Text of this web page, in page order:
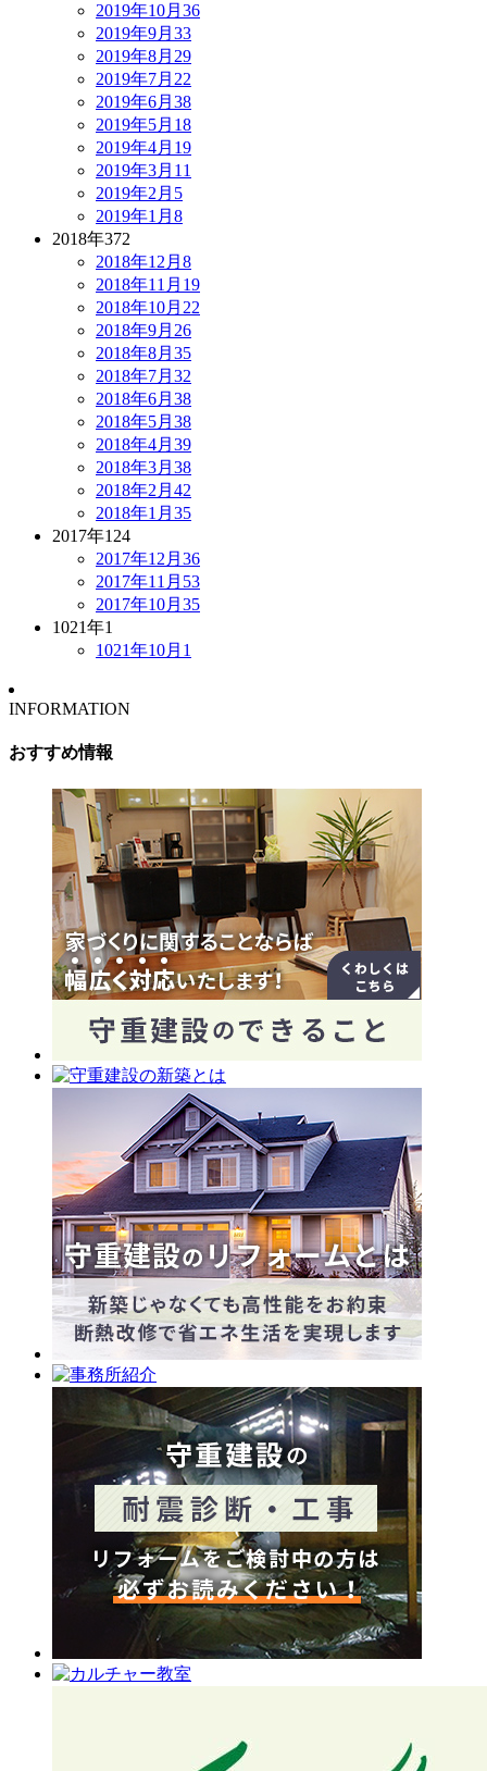
2019年10月 36
2019年9月 33
2019年8月 29
2019年7月 22
2019年6月 38
2019年5月 18
2019年4月 19
2019年3月 11
2019年2月 5
2019年1月 8
2018年372
2018年12月 8
2018年11月 19
2018年10月 22
2018年9月 26
2018年8月 35
2018年7月 32
2018年6月 38
2018年5月 38
2018年4月 39
2018年3月 38
2018年2月 42
2018年1月 35
2017年124
2017年12月 36
2017年11月 53
2017年10月 35
1021年1
1021年10月 1
INFORMATION
おすすめ情報